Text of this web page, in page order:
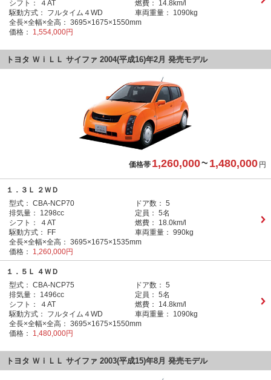
シフト：
４AT 燃費：
14.8km/l
駆動方式：
フルタイム４WD 車両重量：
1090kg
全長×全幅×全高： 3695×1675×1550mm
価格：
1,554,000円
トヨタ ＷｉＬＬ サイファ 2004(平成16)年2月 発売モデル
価格帯 1,260,000~ 1,480,000 円
１．３Ｌ ２ＷＤ
型式： CBA-NCP70 ドア数： 5
排気量：
1298cc 定員： 5名
シフト：
４AT 燃費：
18.0km/l
駆動方式：
FF 車両重量： 990kg
全長×全幅×全高： 3695×1675×1535mm
価格：
1,260,000円
１．５Ｌ ４ＷＤ
型式： CBA-NCP75 ドア数： 5
排気量：
1496cc 定員： 5名
シフト：
４AT 燃費：
14.8km/l
駆動方式：
フルタイム４WD 車両重量：
1090kg
全長×全幅×全高： 3695×1675×1550mm
価格：
1,480,000円
トヨタ ＷｉＬＬ サイファ 2003(平成15)年8月 発売モデル